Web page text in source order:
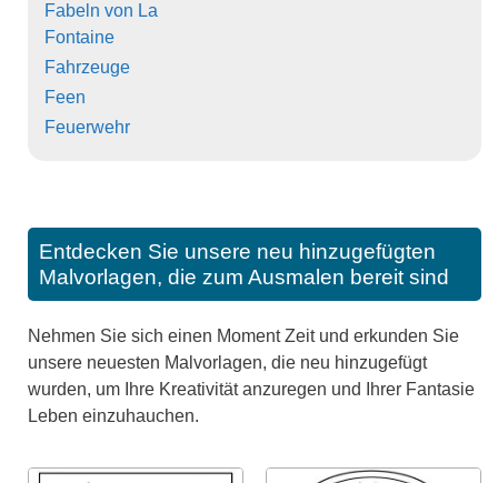
Fabeln von La
Fontaine
Fahrzeuge
Feen
Feuerwehr
Entdecken Sie unsere neu hinzugefügten
Malvorlagen, die zum Ausmalen bereit sind
Nehmen Sie sich einen Moment Zeit und erkunden Sie
unsere neuesten Malvorlagen, die neu hinzugefügt
wurden, um Ihre Kreativität anzuregen und Ihrer Fantasie
Leben einzuhauchen.